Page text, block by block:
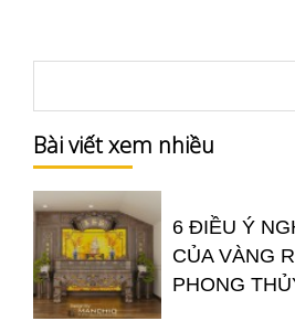
Bài viết xem nhiều
6 ĐIỀU Ý
CỦA VÀNG
PHONG